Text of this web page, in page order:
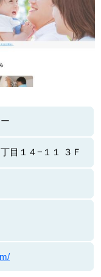
目１４−１１ ３Ｆ